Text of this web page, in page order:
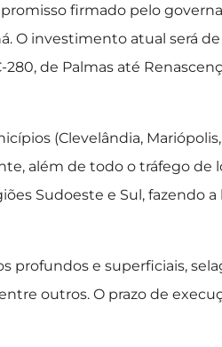
firmado pelo
O investimento atual será de
de Palmas até
(Clevelândia,
além de todo o tráfego de
Sudoeste e Sul, fazendo
profundos e superficiais,
outros. O prazo de